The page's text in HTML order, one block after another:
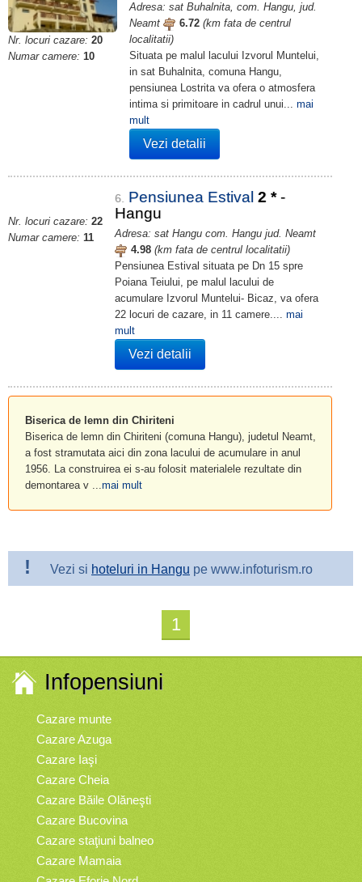
Nr. locuri cazare: 20
Numar camere: 10
Adresa: sat Buhalnita, com. Hangu, jud.
Neamt
6.72 (km fata de centrul
localitatii)
Situata pe malul lacului Izvorul Muntelui,
in sat Buhalnita, comuna Hangu,
pensiunea Lostrita va ofera o atmosfera
intima si primitoare in cadrul unui... mai
mult
Vezi detalii
Nr. locuri cazare: 22
Numar camere: 11
6. Pensiunea Estival 2 * -
Hangu
Adresa: sat Hangu com. Hangu jud. Neamt
4.98 (km fata de centrul localitatii)
Pensiunea Estival situata pe Dn 15 spre
Poiana Teiului, pe malul lacului de
acumulare Izvorul Muntelui- Bicaz, va ofera
22 locuri de cazare, in 11 camere.... mai
mult
Vezi detalii
Biserica de lemn din Chiriteni
Biserica de lemn din Chiriteni (comuna Hangu), judetul Neamt,
a fost stramutata aici din zona lacului de acumulare in anul
1956. La construirea ei s-au folosit materialele rezultate din
demontarea v ...mai mult
! Vezi si hoteluri in Hangu pe www.infoturism.ro
1
Infopensiuni
Cazare munte
Cazare Azuga
Cazare Iaşi
Cazare Cheia
Cazare Băile Olăneşti
Cazare Bucovina
Cazare staţiuni balneo
Cazare Mamaia